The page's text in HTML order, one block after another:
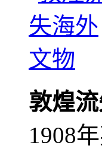
敦煌
1908